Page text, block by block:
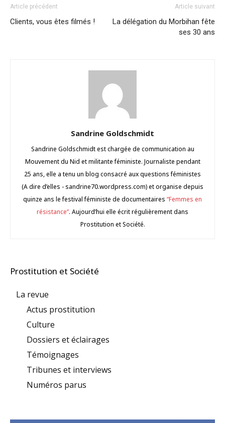
Article précédent
Clients, vous êtes filmés !
Article suivant
La délégation du Morbihan fête
ses 30 ans
Sandrine Goldschmidt
Sandrine Goldschmidt est chargée de communication au
Mouvement du Nid et militante féministe. Journaliste pendant
25 ans, elle a tenu un blog consacré aux questions féministes
(A dire d’elles - sandrine70.wordpress.com) et organise depuis
quinze ans le festival féministe de documentaires “Femmes en
résistance”. Aujourd’hui elle écrit régulièrement dans
Prostitution et Société.
Prostitution et Société
La revue
Actus prostitution
Culture
Dossiers et éclairages
Témoignages
Tribunes et interviews
Numéros parus